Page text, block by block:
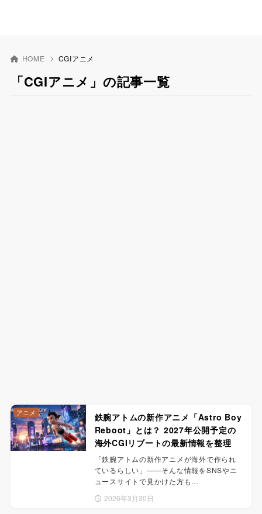
HOME CGIアニメ
「CGIアニメ」の記事一覧
鉄腕アトムの新作アニメ「Astro Boy
Reboot」とは？ 2027年公開予定の
海外CGIリブートの最新情報を整理
「鉄腕アトムの新作アニメが海外で作られ
ているらしい」——そんな情報をSNSやニ
ュースサイトで見かけた方も…
2026年3月30日
アニメ